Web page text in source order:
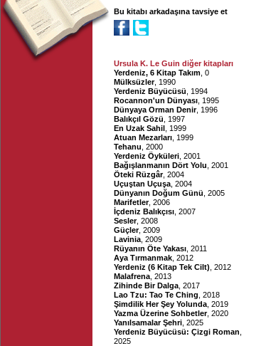
Bu kitabı arkadaşına tavsiye et
Ursula K. Le Guin diğer kitapları
Yerdeniz, 6 Kitap Takım , 0
Mülksüzler, 1990
Yerdeniz Büyücüsü , 1994
Rocannon'un Dünyası , 1995
Dünyaya Orman Denir, 1996
Balıkçıl Gözü , 1997
En Uzak Sahil , 1999
Atuan Mezarları , 1999
Tehanu , 2000
Yerdeniz Öyküleri , 2001
Bağışlanmanın Dört Yolu , 2001
Öteki Rüzgâr, 2004
Uçuştan Uçuşa , 2004
Dünyanın Doğum Günü , 2005
Marifetler, 2006
İçdeniz Balıkçısı , 2007
Sesler, 2008
Güçler, 2009
Lavinia , 2009
Rüyanın Öte Yakası , 2011
Aya Tırmanmak , 2012
Yerdeniz (6 Kitap Tek Cilt) , 2012
Malafrena , 2013
Zihinde Bir Dalga , 2017
Lao Tzu: Tao Te Ching , 2018
Şimdilik Her Şey Yolunda , 2019
Yazma Üzerine Sohbetler, 2020
Yanılsamalar Şehri , 2025
Yerdeniz Büyücüsü: Çizgi Roman
2025